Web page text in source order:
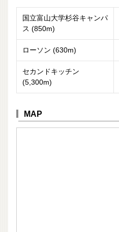
国立富山大学杉谷キャンパ
ス (850m)
ローソン (630m)
セカンドキッチン
(5,300m)
MAP